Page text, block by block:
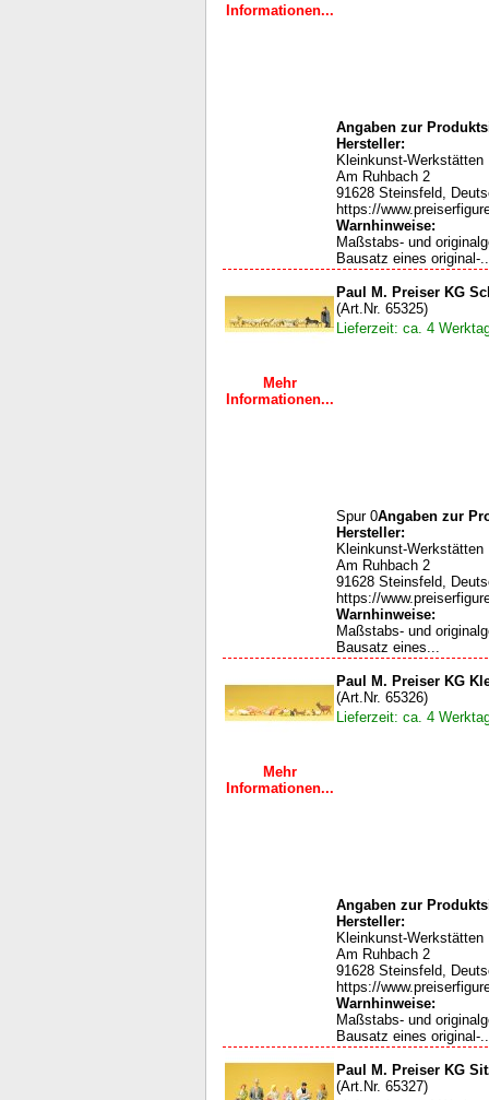
Informationen...
Angaben zur
Hersteller:
Kleinkunst-
Am Ruhbach 2
91628 Steinsfeld,
https://
Warnhinweise:
Maßstabs- und
Bausatz eines original-
Mehr
Informationen...
Paul M. Preiser KG
(Art.Nr. 65325)
Lieferzeit: ca. 4
Spur 0Angaben zur
Hersteller:
Kleinkunst-
Am Ruhbach 2
91628 Steinsfeld,
https://
Warnhinweise:
Maßstabs- und
Bausatz eines...
Mehr
Informationen...
Paul M. Preiser KG
(Art.Nr. 65326)
Lieferzeit: ca. 4
Angaben zur
Hersteller:
Kleinkunst-
Am Ruhbach 2
91628 Steinsfeld,
https://
Warnhinweise:
Maßstabs- und
Bausatz eines original-
Paul M. Preiser KG
(Art.Nr. 65327)